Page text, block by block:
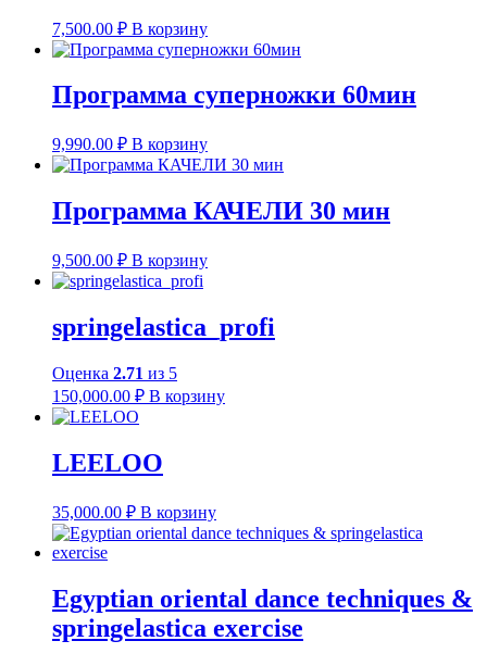
7,500.00 ₽ В корзину
Программа суперножки 60мин
9,990.00 ₽ В корзину
Программа КАЧЕЛИ 30 мин
9,500.00 ₽ В корзину
springelastica_profi
Оценка 2.71 из 5
150,000.00 ₽ В корзину
LEELOO
35,000.00 ₽ В корзину
Egyptian oriental dance techniques &
springelastica exercise